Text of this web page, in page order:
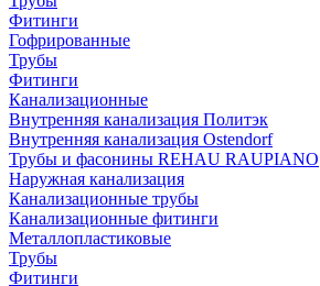
Фитинги
Гофрированные
Трубы
Фитинги
Канализационные
Внутренняя канализация Политэк
Внутренняя канализация Ostendorf
Трубы и фасонины REHAU RAUPIANO
Наружная канализация
Канализационные трубы
Канализационные фитинги
Металлопластиковые
Трубы
Фитинги